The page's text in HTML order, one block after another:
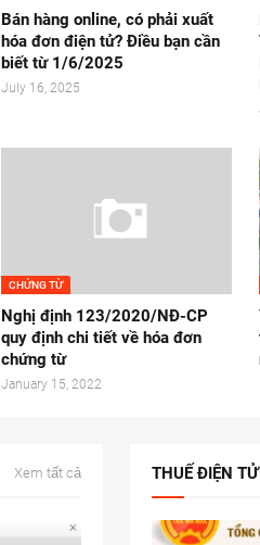
Bán hàng online, có phải xuất
hóa đơn điện tử? Điều bạn cần
biết từ 1/6/2025
July 16, 2025
CHỨNG TỪ
Nghị định 123/2020/NĐ-CP
quy định chi tiết về hóa đơn
chứng từ
January 15, 2022
Xem tất cả THUẾ ĐIỆN TỬ